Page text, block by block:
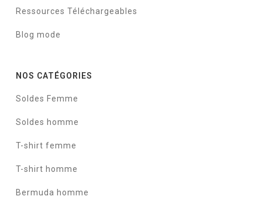
Ressources Téléchargeables
Blog mode
NOS CATÉGORIES
Soldes Femme
Soldes homme
T-shirt femme
T-shirt homme
Bermuda homme